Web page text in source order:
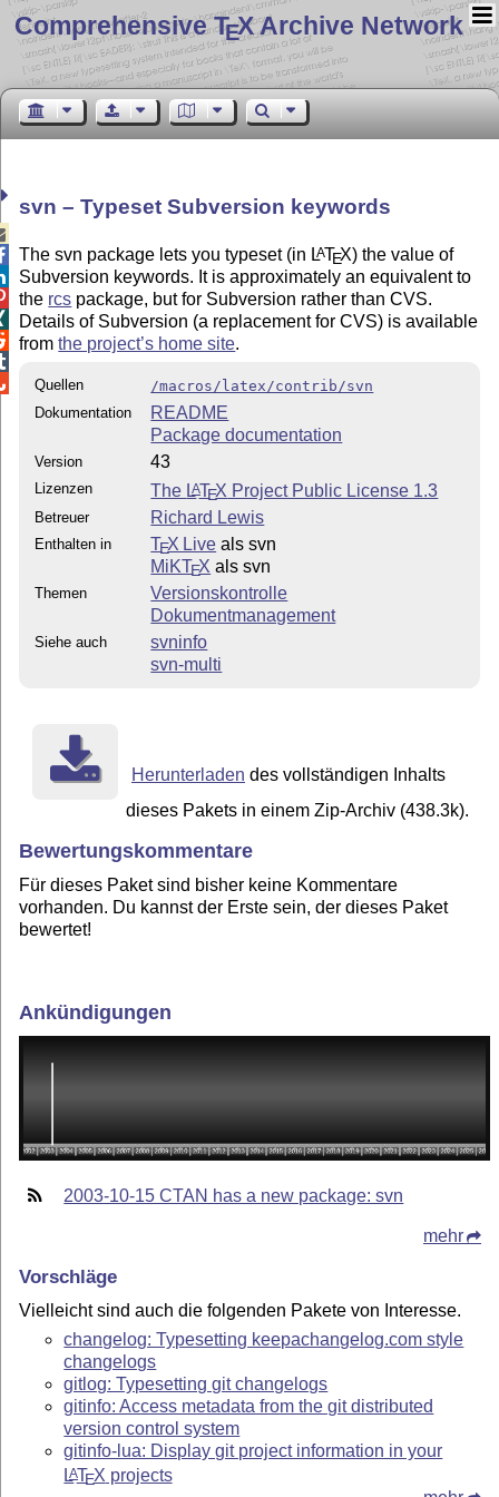
Comprehensive TEX Archive Network
svn – Typeset Subversion keywords
The svn package lets you typeset (in LATEX) the value of
Subversion keywords. It is approximately an equivalent to
the rcs package, but for Subversion rather than CVS.
Details of Subversion (a replacement for CVS) is available
fromthe project’s home site.
Quellen
/macros/latex/contrib/svn
Dokumentation
README
Package documentation
Version 43
Lizenzen The LATEX Project Public License 1.3
Betreuer Richard Lewis
Enthalten in TEX Live als svn
MiKTEX als svn
Themen
Versionskontrolle
Dokumentmanagement
Siehe auch
svninfo
svn-multi
Herunterladen des vollständigen Inhalts
dieses Pakets in einem Zip-Archiv (438.3k).
Bewertungskommentare
Für dieses Paket sind bisher keine Kommentare
vorhanden. Du kannst der Erste sein, der dieses Paket
bewertet!
Ankündigungen
2003-10-15 CTAN has a new package: svn
mehr
Vorschläge
Vielleicht sind auch die folgenden Pakete von Interesse.
changelog: Typesetting keepachangelog.com style
changelogs
gitlog: Typesetting git changelogs
gitinfo: Access metadata from the git distributed
version control system
gitinfo-lua: Display git project information in your
LATEX projects